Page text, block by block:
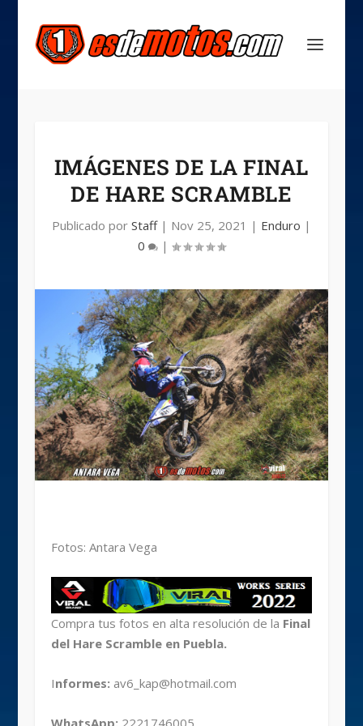
IMÁGENES DE LA FINAL
DE HARE SCRAMBLE
Publicado por Staff| Nov 25, 2021 | Enduro |
0
|
Fotos: Antara Vega
Compra tus fotos en alta resolución de la Final
del Hare Scramble en Puebla.
Informes: av6_kap@hotmail.com